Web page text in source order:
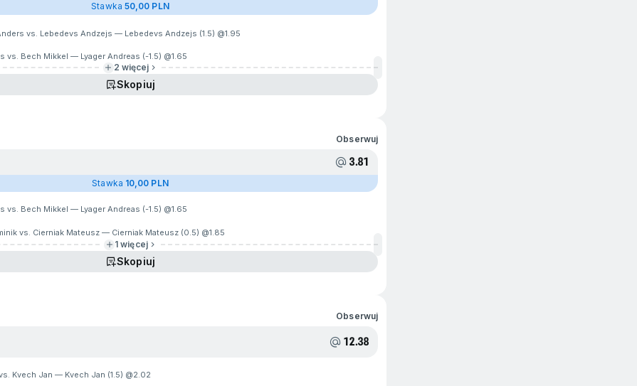
Stawka 50,00 PLN
vs. Lebedevs Andzejs — Lebedevs Andzejs (1.5) @1.95
vs. Bech Mikkel — Lyager Andreas (-1.5) @1.65
2 więcej
Skopiuj
Obserwuj
3.81
Stawka 10,00 PLN
vs. Bech Mikkel — Lyager Andreas (-1.5) @1.65
vs. Cierniak Mateusz — Cierniak Mateusz (0.5) @1.85
1 więcej
Skopiuj
Obserwuj
12.38
Kvech Jan — Kvech Jan (1.5) @2.02